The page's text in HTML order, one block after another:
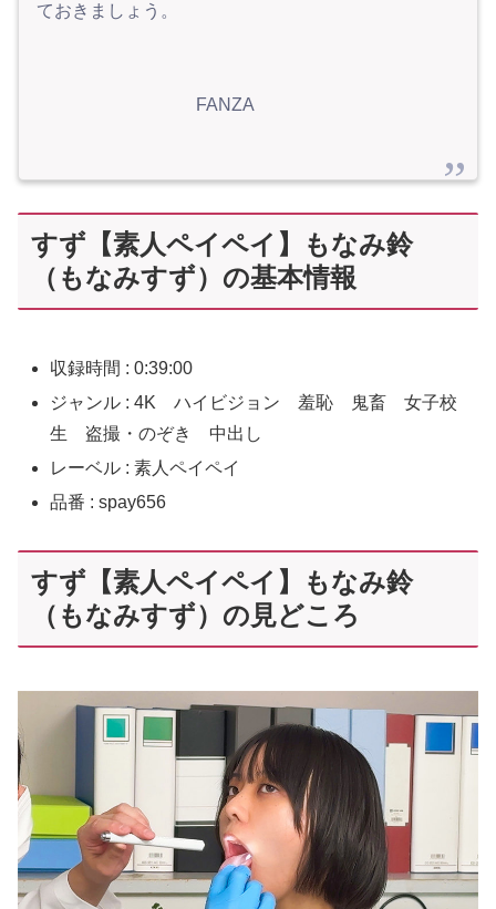
ておきましょう。
FANZA
すず【素人ペイペイ】もなみ鈴
（もなみすず）の基本情報
収録時間 : 0:39:00
ジャンル : 4K ハイビジョン 羞恥 鬼畜 女子校
生 盗撮・のぞき 中出し
レーベル : 素人ペイペイ
品番 : spay656
すず【素人ペイペイ】もなみ鈴
（もなみすず）の見どころ